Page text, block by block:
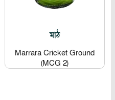
মাঠ
Marrara Cricket Ground
(MCG 2)